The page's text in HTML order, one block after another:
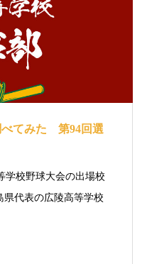
べてみた 第94回選
学校野球大会の出場校
代表の広陵高等学校